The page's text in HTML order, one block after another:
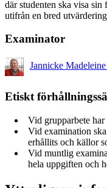
där studenten ska visa
utifrån en bred utvärdering
Examinator
Jannicke
Etiskt
Vid grupparbete
Vid examination
erhållits och källor
Vid muntlig
hela uppgiften och